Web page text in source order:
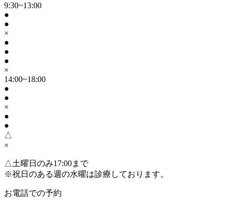
9:30~13:00
●
●
×
●
●
●
×
14:00~18:00
●
●
×
●
●
△
×
△土曜日のみ17:00まで
※祝日のある週の水曜は診療しております。
お電話での予約